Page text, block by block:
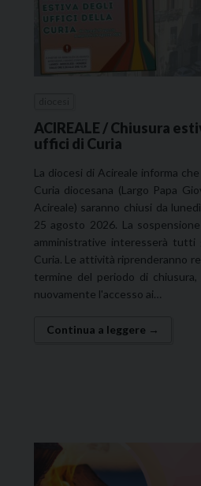
ACIREALE / Chiusura
uffici di Curia
La diocesi di Acireale informa
Curia diocesana (Largo Papa
Acireale) saranno chiusi da
25 agosto 2026. La
amministrative interesserà tutti
Curia. Le attività riprenderanno
termine del periodo di
nuovamente l'accesso ai…
Continua a leggere →